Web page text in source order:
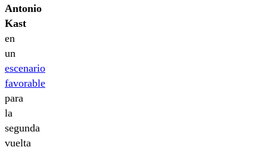
Antonio
Kast
en
un
escenario
favorable
para
la
segunda
vuelta